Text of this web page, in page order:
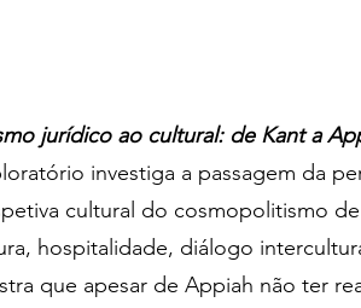
jurídico ao cultural: de Kant a
investiga a passagem da
cultural do cosmopolitismo
hospitalidade, diálogo
que apesar de Appiah não ter